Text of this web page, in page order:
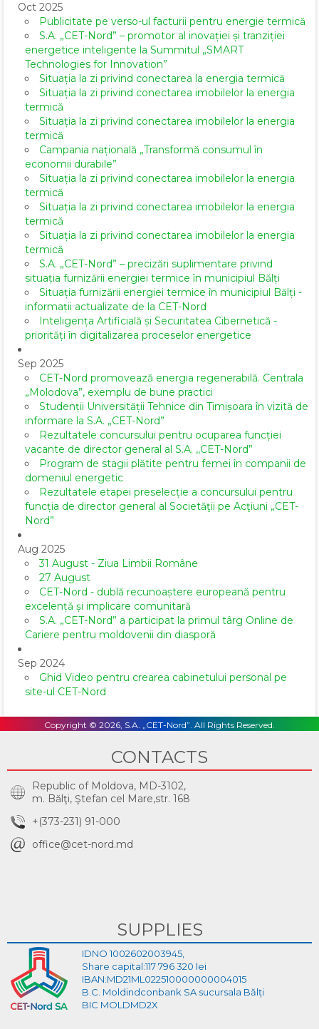
Oct 2025
Publicitate pe verso-ul facturii pentru energie termică
S.A. „CET-Nord” – promotor al inovației și tranziției
energetice inteligente la Summitul „SMART
Technologies for Innovation”
Situația la zi privind conectarea la energia termică
Situația la zi privind conectarea imobilelor la energia
termică
Situația la zi privind conectarea imobilelor la energia
termică
Campania națională „Transformă consumul în
economii durabile”
Situația la zi privind conectarea imobilelor la energia
termică
Situația la zi privind conectarea imobilelor la energia
termică
Situația la zi privind conectarea imobilelor la energia
termică
S.A. „CET-Nord” – precizări suplimentare privind
situația furnizării energiei termice în municipiul Bălți
Situația furnizării energiei termice în municipiul Bălți -
informații actualizate de la CET-Nord
Inteligența Artificială și Securitatea Cibernetică -
priorități în digitalizarea proceselor energetice
Sep 2025
CET-Nord promovează energia regenerabilă. Centrala
„Molodova”, exemplu de bune practici
Studenții Universității Tehnice din Timișoara în vizită de
informare la S.A. „CET-Nord”
Rezultatele concursului pentru ocuparea funcției
vacante de director general al S.A. ,,CET-Nord”
Program de stagii plătite pentru femei în companii de
domeniul energetic
Rezultatele etapei preselecție a concursului pentru
funcția de director general al Societăţii pe Acţiuni „CET-
Nord”
Aug 2025
31 August - Ziua Limbii Române
27 August
CET-Nord - dublă recunoaștere europeană pentru
excelență și implicare comunitară
S.A. „CET-Nord” a participat la primul târg Online de
Cariere pentru moldovenii din diasporă
Sep 2024
Ghid Video pentru crearea cabinetului personal pe
site-ul CET-Nord
Copyright © 2026, S.A. „CET-Nord”. All Rights Reserved.
CONTACTS
Republic of Moldova, MD-3102,
m. Bălţi, Ştefan cel Mare,str. 168
+(373-231) 91-000
office@cet-nord.md
SUPPLIES
IDNO 1002602003945,
Share capital:117 796 320 lei
IBAN:MD21ML022510000000004015
B.C. Moldindconbank SA sucursala Bălți
BIC MOLDMD2X